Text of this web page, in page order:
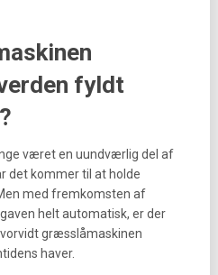
fyldt
været en uundværlig del af
det kommer til at holde
med fremkomsten af
helt automatisk, er der
græsslåmaskinen
haver.